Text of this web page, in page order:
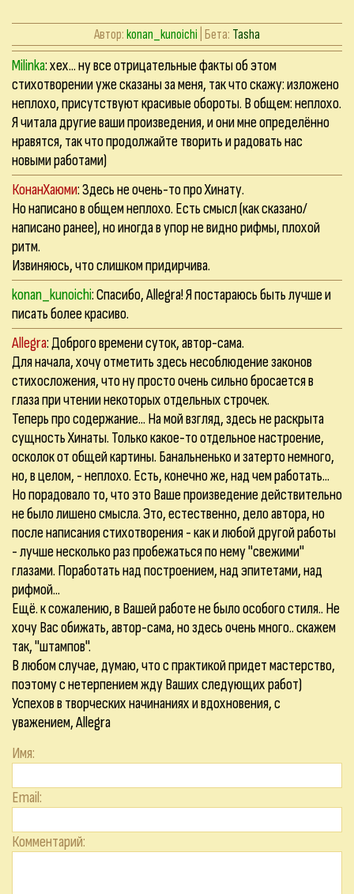
Автор:konan_kunoichi | Бета: Tasha
Milinka: хех... ну все отрицательные факты об этом
стихотворении уже сказаны за меня, так что скажу: изложено
неплохо, присутствуют красивые обороты. В общем: неплохо.
Я читала другие ваши произведения, и они мне определённо
нравятся, так что продолжайте творить и радовать нас
новыми работами)
КонанХаюми: Здесь не очень-то про Хинату.
Но написано в общем неплохо. Есть смысл (как сказано/
написано ранее), но иногда в упор не видно рифмы, плохой
ритм.
Извиняюсь, что слишком придирчива.
konan_kunoichi: Спасибо, Allegra! Я постараюсь быть лучше и
писать более красиво.
Allegra: Доброго времени суток, автор-сама.
Для начала, хочу отметить здесь несоблюдение законов
стихосложения, что ну просто очень сильно бросается в
глаза при чтении некоторых отдельных строчек.
Теперь про содержание... На мой взгляд, здесь не раскрыта
сущность Хинаты. Только какое-то отдельное настроение,
осколок от общей картины. Банальненько и затерто немного,
но, в целом, - неплохо. Есть, конечно же, над чем работать...
Но порадовало то, что это Ваше произведение действительно
не было лишено смысла. Это, естественно, дело автора, но
после написания стихотворения - как и любой другой работы
- лучше несколько раз пробежаться по нему "свежими"
глазами. Поработать над построением, над эпитетами, над
рифмой...
Ещё. к сожалению, в Вашей работе не было особого стиля.. Не
хочу Вас обижать, автор-сама, но здесь очень много.. скажем
так, "штампов".
В любом случае, думаю, что с практикой придет мастерство,
поэтому с нетерпением жду Ваших следующих работ)
Успехов в творческих начинаниях и вдохновения, с
уважением, Allegra
Имя:
Email:
Комментарий: